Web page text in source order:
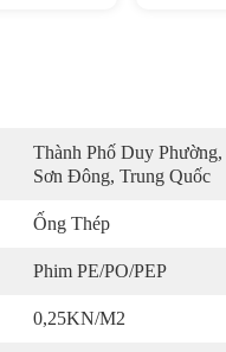
Thành Phố Duy
Sơn Đông, Trung Quốc
Ống Thép
Phim PE/PO/PEP
0,25KN/m2